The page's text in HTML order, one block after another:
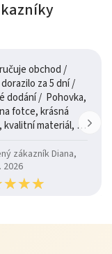
obchod /
za 5 dní /
/ Pohovka,
fotce, krásná
kvalitní materiál, a
zákazník Diana,
2026
★★★
★★★